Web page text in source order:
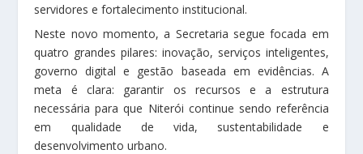
servidores e fortalecimento institucional.
Neste novo momento, a Secretaria segue focada em
quatro grandes pilares: inovação, serviços inteligentes,
governo digital e gestão baseada em evidências. A
meta é clara: garantir os recursos e a estrutura
necessária para que Niterói continue sendo referência
em qualidade de vida, sustentabilidade e
desenvolvimento urbano.